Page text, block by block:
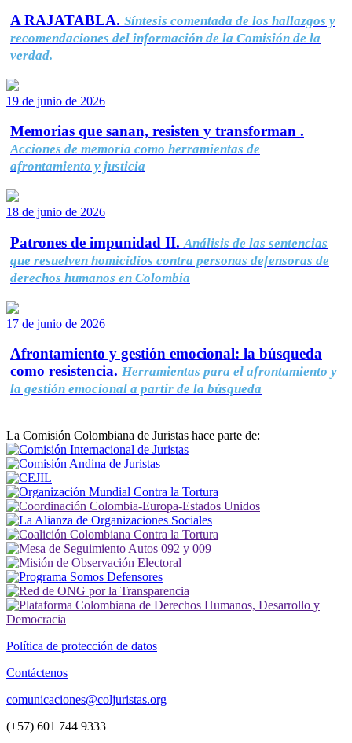
A RAJATABLA. Síntesis comentada de los hallazgos y
recomendaciones del información de la Comisión de la
verdad.
19 de junio de 2026
Memorias que sanan, resisten y transforman .
Acciones de memoria como herramientas de
afrontamiento y justicia
18 de junio de 2026
Patrones de impunidad II. Análisis de las sentencias
que resuelven homicidios contra personas defensoras de
derechos humanos en Colombia
17 de junio de 2026
Afrontamiento y gestión emocional: la búsqueda
como resistencia. Herramientas para el afrontamiento y
la gestión emocional a partir de la búsqueda
La Comisión Colombiana de Juristas hace parte de:
Política de protección de datos
Contáctenos
comunicaciones@coljuristas.org
(+57) 601 744 9333